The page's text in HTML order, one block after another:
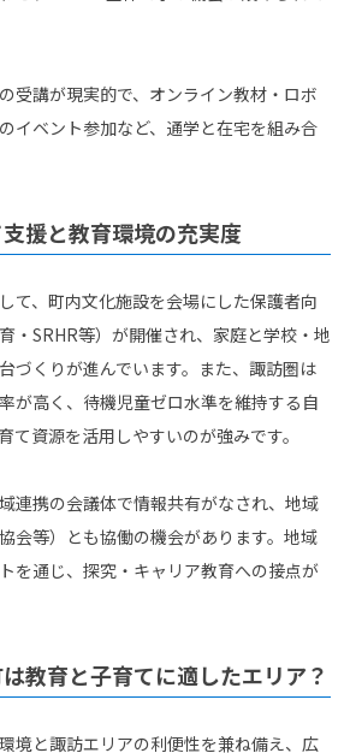
受講が現実的で、オンライン教材・ロボ
イベント参加など、通学と在宅を組み合
援と教育環境の充実度
て、町内文化施設を会場にした保護者向
・SRHR等）が開催され、家庭と学校・地
づくりが進んでいます。また、諏訪圏は
が高く、待機児童ゼロ水準を維持する自
て資源を活用しやすいのが強みです。
連携の会議体で情報共有がなされ、地域
会等）とも協働の機会があります。地域
を通じ、探究・キャリア教育への接点が
教育と子育てに適したエリア？
境と諏訪エリアの利便性を兼ね備え、広